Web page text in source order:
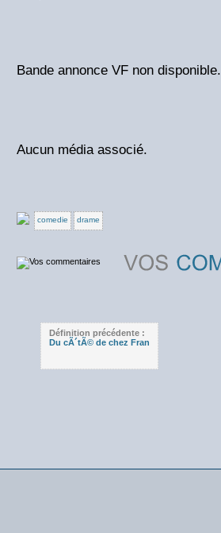
Bande annonce VF non disponible.
Aucun média associé.
comedie drame
Définition précédente :
Du cÃ´tÃ© de chez Fran